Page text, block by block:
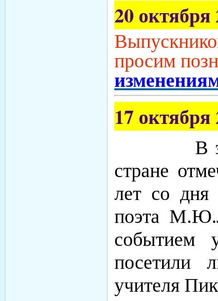
20 октября
просим
17 октября
В этом
стране
лет со дня
поэта
посетили
учителя